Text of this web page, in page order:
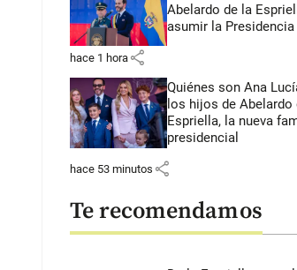
Abelardo de la
asumir la Presidencia
hace 1 hora share
Quiénes son Ana
los hijos de Abelardo
Espriella, la nueva
presidencial
hace 53 minutos share
Te recomendamos